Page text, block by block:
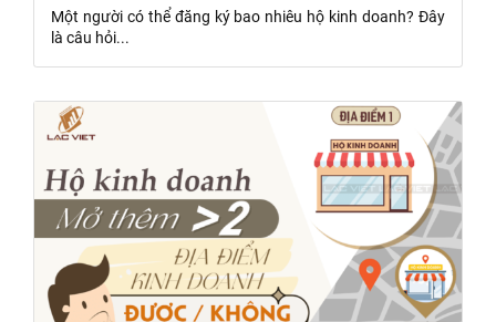
Một người có thể đăng ký bao nhiêu hộ kinh doanh? Đây
là câu hỏi...